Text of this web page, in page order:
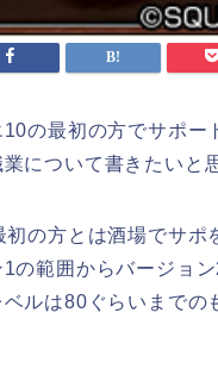
の最初の方でサポー
について書きたいと
初の方とは酒場でサポ
の範囲からバージョ
ルは80ぐらいまでの